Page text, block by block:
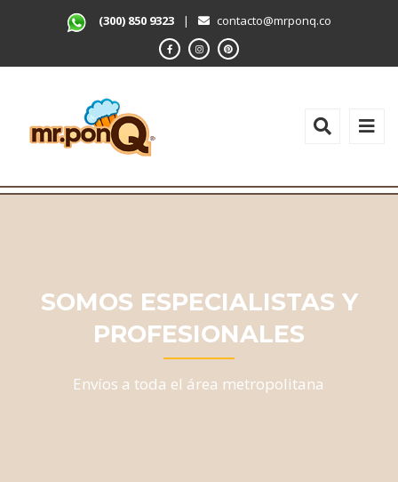
(300) 850 9323 | contacto@mrponq.co
SOMOS ESPECIALISTAS Y
PROFESIONALES
Envíos a toda el área metropolitana